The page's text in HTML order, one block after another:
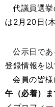
代議員選
は2月20日(
公示日で
登録情報を以
会員の皆様
午（必着）